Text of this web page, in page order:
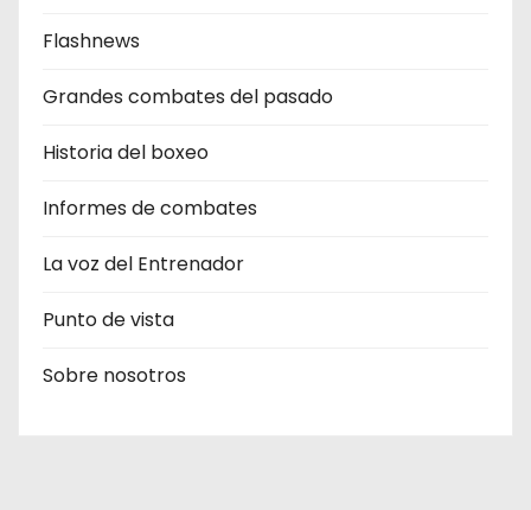
Flashnews
Grandes combates del pasado
Historia del boxeo
Informes de combates
La voz del Entrenador
Punto de vista
Sobre nosotros